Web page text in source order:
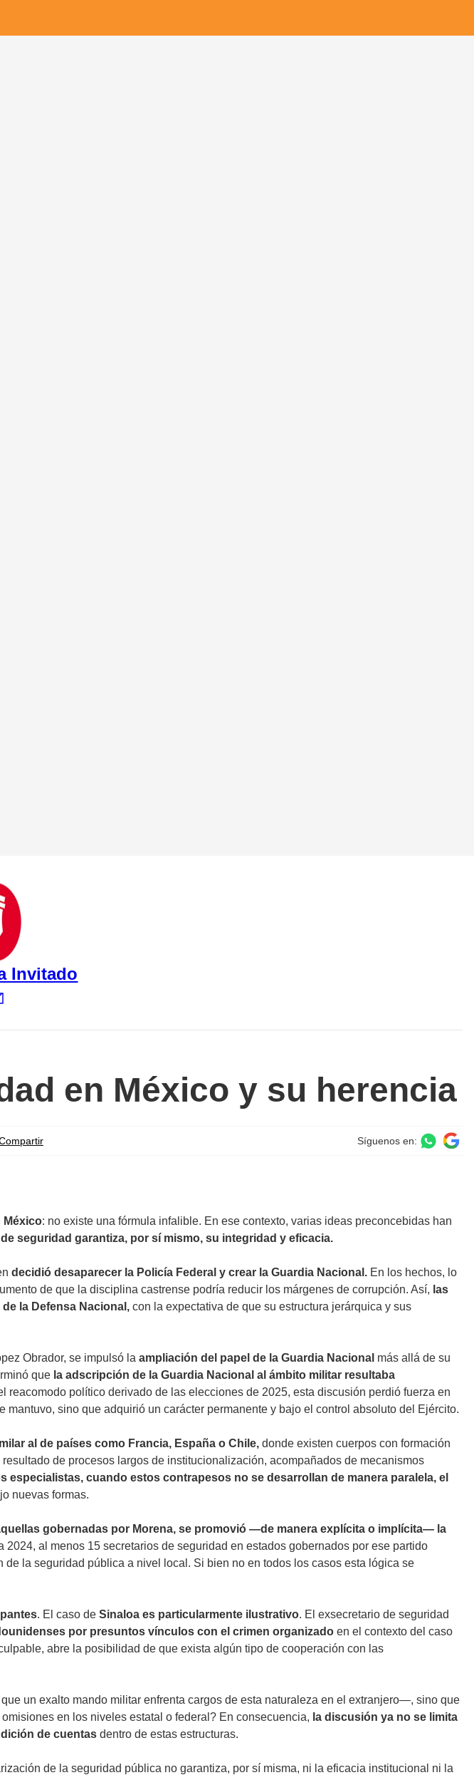
Invitado
en México y su herencia
Síguenos en:
México: no existe una fórmula infalible. En ese contexto, varias ideas preconcebidas han
seguridad garantiza, por sí mismo, su integridad y eficacia.
decidió desaparecer la Policía Federal y crear la Guardia Nacional. En los hechos, lo
de que la disciplina castrense podría reducir los márgenes de corrupción. Así, las
la Defensa Nacional, con la expectativa de que su estructura jerárquica y sus
Obrador, se impulsó la ampliación del papel de la Guardia Nacional más allá de su
que la adscripción de la Guardia Nacional al ámbito militar resultaba
político derivado de las elecciones de 2025, esta discusión perdió fuerza en
sino que adquirió un carácter permanente y bajo el control absoluto del Ejército.
al de países como Francia, España o Chile, donde existen cuerpos con formación
de procesos largos de institucionalización, acompañados de mecanismos
especialistas, cuando estos contrapesos no se desarrollan de manera paralela, el
nuevas formas.
gobernadas por Morena, se promovió —de manera explícita o implícita— la
2024, al menos 15 secretarios de seguridad en estados gobernados por ese partido
la seguridad pública a nivel local. Si bien no en todos los casos esta lógica se
. El caso de Sinaloa es particularmente ilustrativo. El exsecretario de seguridad
por presuntos vínculos con el crimen organizado en el contexto del caso
abre la posibilidad de que exista algún tipo de cooperación con las
un exalto mando militar enfrenta cargos de esta naturaleza en el extranjero—, sino que
en los niveles estatal o federal? En consecuencia, la discusión ya no se limita
de cuentas dentro de estas estructuras.
de la seguridad pública no garantiza, por sí misma, ni la eficacia institucional ni la